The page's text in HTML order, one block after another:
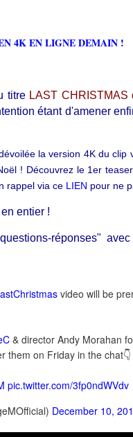
4K EN LIGNE DEMAIN !
titre LAST CHRISTMAS
étant d'amener
la version 4K du clip
! Découvrez le 1er
rappel via ce LIEN pour ne
entier !
réponses"
video will be
& director Andy Morahan
them on Friday in the chat👇
pic.twitter.com/3fp0ndWVdv
December 10,